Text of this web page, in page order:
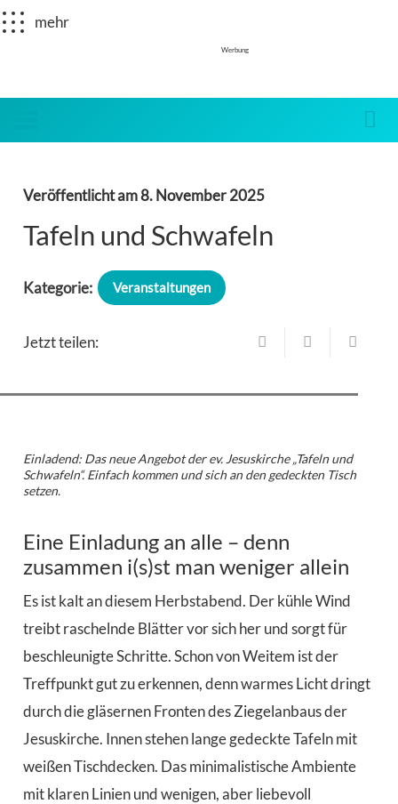
mehr
Werbung
Veröffentlicht am8. November 2025
Tafeln und Schwafeln
Kategorie: Veranstaltungen
Jetzt teilen:
Einladend: Das neue Angebot der ev. Jesuskirche „Tafeln und
Schwafeln“. Einfach kommen und sich an den gedeckten Tisch
setzen.
Eine Einladung an alle – denn
zusammen i(s)st man weniger allein
Es ist kalt an diesem Herbstabend. Der kühle Wind
treibt raschelnde Blätter vor sich her und sorgt für
beschleunigte Schritte. Schon von Weitem ist der
Treffpunkt gut zu erkennen, denn warmes Licht dringt
durch die gläsernen Fronten des Ziegelanbaus der
Jesuskirche. Innen stehen lange gedeckte Tafeln mit
weißen Tischdecken. Das minimalistische Ambiente
mit klaren Linien und wenigen, aber liebevoll